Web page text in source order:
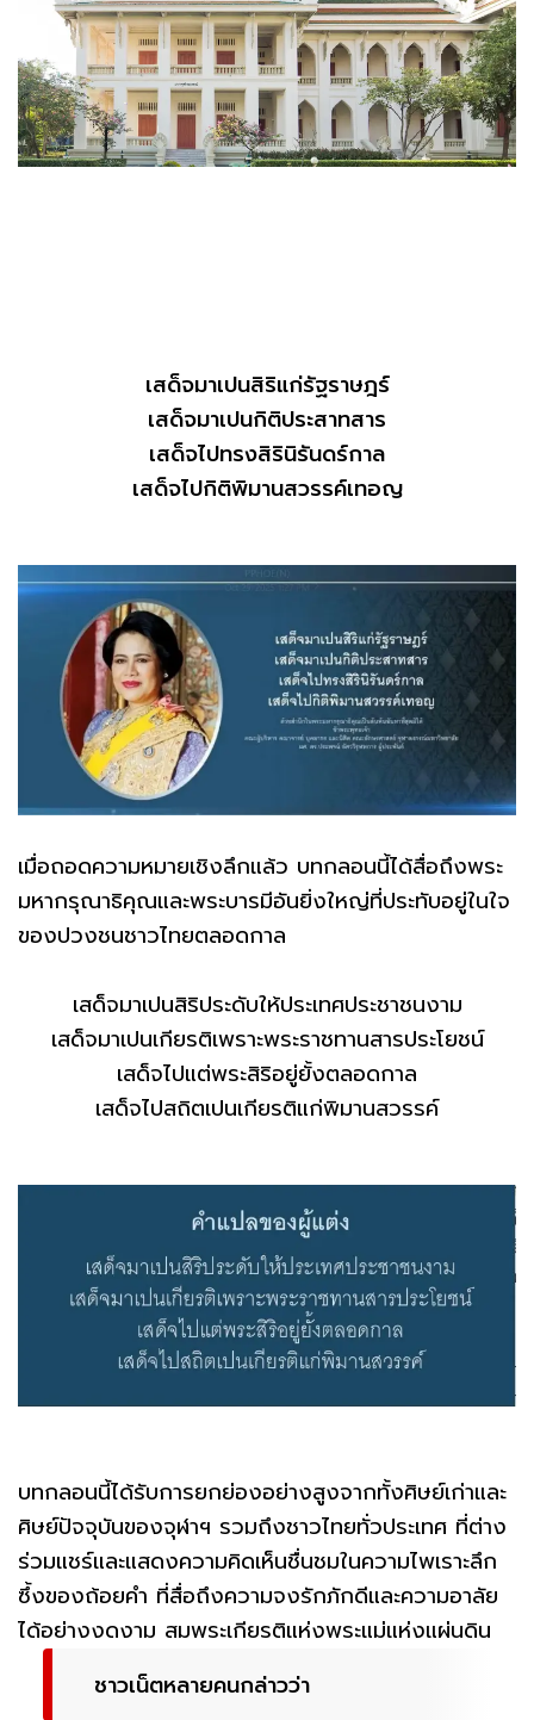
เสด็จมาเปนสิริแก่รัฐราษฎร์
เสด็จมาเปนกิติประสาทสาร
เสด็จไปทรงสิรินิรันดร์กาล
เสด็จไปกิติพิมานสวรรค์เทอญ
เมื่อถอดความหมายเชิงลึกแล้ว บทกลอนนี้ได้สื่อถึงพระ
มหากรุณาธิคุณและพระบารมีอันยิ่งใหญ่ที่ประทับอยู่ในใจ
ของปวงชนชาวไทยตลอดกาล
เสด็จมาเปนสิริประดับให้ประเทศประชาชนงาม
เสด็จมาเปนเกียรติเพราะพระราชทานสารประโยชน์
เสด็จไปแต่พระสิริอยู่ยั้งตลอดกาล
เสด็จไปสถิตเปนเกียรติแก่พิมานสวรรค์
บทกลอนนี้ได้รับการยกย่องอย่างสูงจากทั้งศิษย์เก่าและ
ศิษย์ปัจจุบันของจุฬาฯ รวมถึงชาวไทยทั่วประเทศ ที่ต่าง
ร่วมแชร์และแสดงความคิดเห็นชื่นชมในความไพเราะลึก
ซึ้งของถ้อยคำ ที่สื่อถึงความจงรักภักดีและความอาลัย
ได้อย่างงดงาม สมพระเกียรติแห่งพระแม่แห่งแผ่นดิน
ชาวเน็ตหลายคนกล่าวว่า